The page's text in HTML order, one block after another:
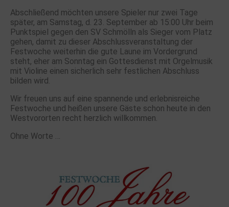
Abschließend möchten unsere Spieler nur zwei Tage
später, am Samstag, d. 23. September ab 15:00 Uhr beim
Punktspiel gegen den SV Schmölln als Sieger vom Platz
gehen, damit zu dieser Abschlussveranstaltung der
Festwoche weiterhin die gute Laune im Vordergrund
steht, eher am Sonntag ein Gottesdienst mit Orgelmusik
mit Violine einen sicherlich sehr festlichen Abschluss
bilden wird.
Wir freuen uns auf eine spannende und erlebnisreiche
Festwoche und heißen unsere Gäste schon heute in den
Westvororten recht herzlich willkommen.
Ohne Worte …